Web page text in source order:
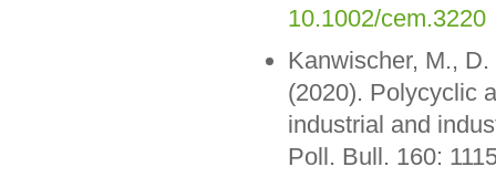
10.1002/cem.3220
Kanwischer, M.,
(2020). Polycyclic
industrial and
Poll. Bull. 160: